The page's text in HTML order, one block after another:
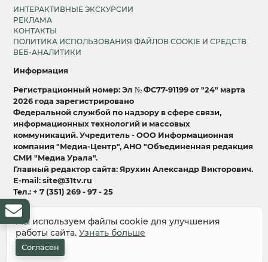
ИНТЕРАКТИВНЫЕ ЭКСКУРСИИ
РЕКЛАМА
КОНТАКТЫ
ПОЛИТИКА ИСПОЛЬЗОВАНИЯ ФАЙЛОВ COOKIE И СРЕДСТВ
ВЕБ-АНАЛИТИКИ
Информация
Регистрационный номер: Эл № ФС77-91199 от "24" марта
2026 года зарегистрировано
Федеральной службой по надзору в сфере связи,
информационных технологий и массовых
коммуникаций. Учредитель - ООО Информационная
компания "Медиа-Центр", АНО "Объединенная редакция
СМИ "Медиа Урала".
Главный редактор сайта: Ярухин Александр Викторович.
E-mail: site@31tv.ru
Тел.: + 7 (351) 269 - 97 - 25
18+
© 2008-2026 Все права защищены
разработка и продвижение:
Мы используем файлы cookie для улучшения
работы сайта. Узнать больше
Согласен